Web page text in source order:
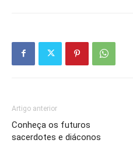
Artigo anterior
Conheça os futuros
sacerdotes e diáconos